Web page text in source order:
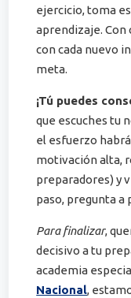
ejercicio, toma
aprendizaje. Con
con cada nuevo
meta.
¡Tú puedes
que escuches tu
el esfuerzo
motivación alta,
preparadores) y
paso, pregunta a
Para finalizar,
decisivo a tu
academia
Nacional,